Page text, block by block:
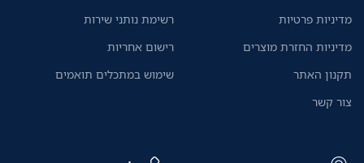
מדיניות פרטיות
מדיניות החזרת מוצרים
תקנון האתר
צור קשר
רשימת נותני שירות
רישום אחריות
שימוש במתכלים תואמים